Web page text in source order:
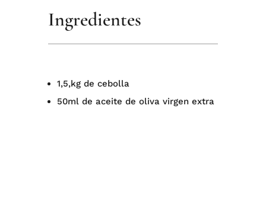
Ingredientes
1,5,kg de cebolla⁠
50ml de aceite de oliva virgen extra⁠